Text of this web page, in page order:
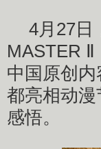
4月27日
MASTER
中国原创
都亮相动
感悟。